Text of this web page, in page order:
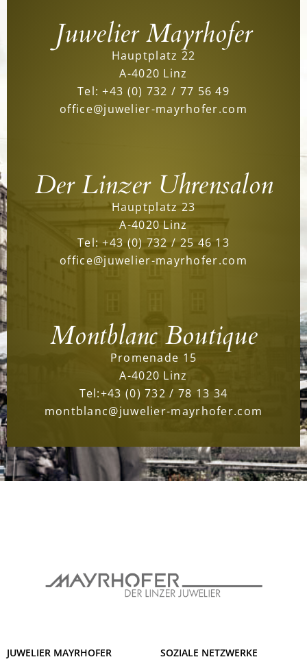
Juwelier Mayrhofer
Hauptplatz 22
A-4020 Linz
Tel:+43 (0) 732 / 77 56 49
office@juwelier-mayrhofer.com
Der Linzer Uhrensalon
Hauptplatz 23
A-4020 Linz
Tel:+43 (0) 732 / 25 46 13
office@juwelier-mayrhofer.com
Montblanc Boutique
Promenade 15
A-4020 Linz
Tel:+43 (0) 732 / 78 13 34
montblanc@juwelier-mayrhofer.com
JUWELIER MAYRHOFER SOZIALE NETZWERKE